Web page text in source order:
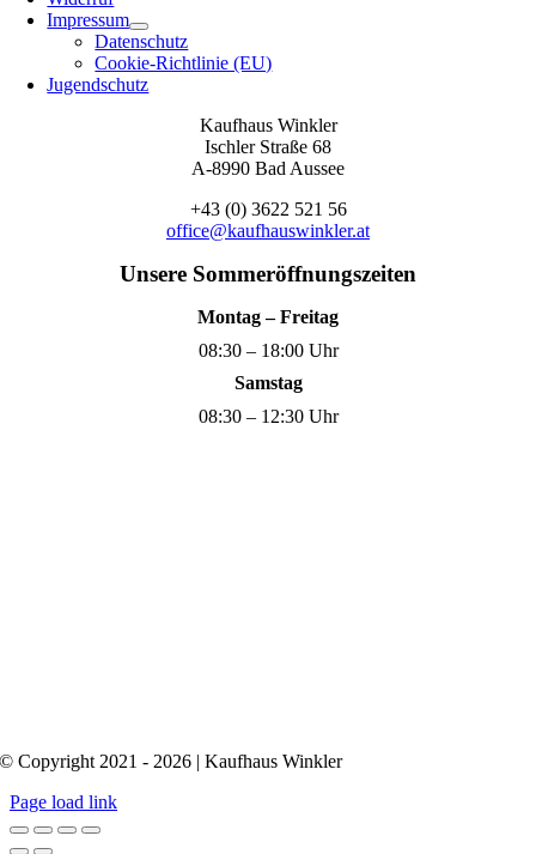
Impressum
Datenschutz
Cookie-Richtlinie (EU)
Jugendschutz
Kaufhaus Winkler
Ischler Straße 68
A-8990 Bad Aussee
+43 (0) 3622 521 56
office@kaufhauswinkler.at
Unsere Sommeröffnungszeiten
Montag – Freitag
08:30 – 18:00 Uhr
Samstag
08:30 – 12:30 Uhr
© Copyright 2021 - 2026 | Kaufhaus Winkler
Page load link